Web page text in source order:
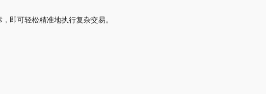
，即可轻松精准地执行复杂交易。